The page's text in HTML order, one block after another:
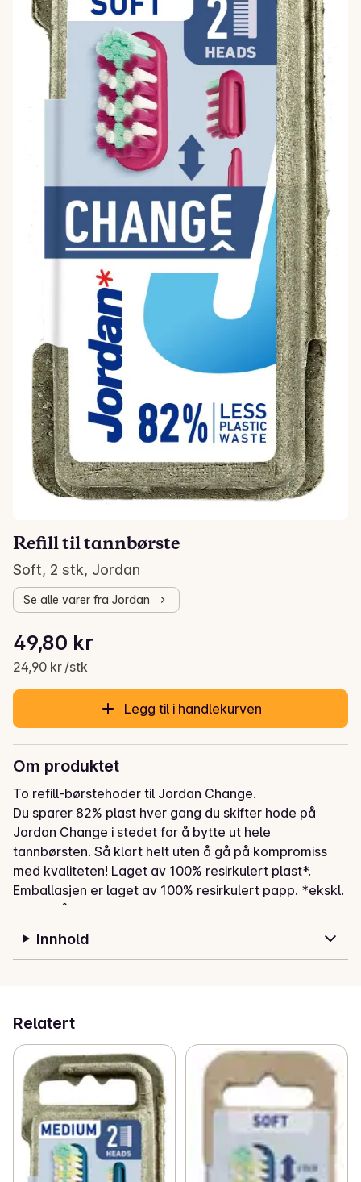
Refill til tannbørste
Soft, 2 stk, Jordan
Se alle varer fra Jordan
Gjeldende pris er: 49,80 kr
49,80 kr
24,90 kr /stk
Stykkpris: 24,90 kr /stk
Legg til i handlekurven
Om produktet
To refill-børstehoder til Jordan Change.
Du sparer 82% plast hver gang du skifter hode på
Jordan Change i stedet for å bytte ut hele
tannbørsten. Så klart helt uten å gå på kompromiss
med kvaliteten! Laget av 100% resirkulert plast*.
Emballasjen er laget av 100% resirkulert papp. *ekskl.
børstehår
Innhold
Relatert